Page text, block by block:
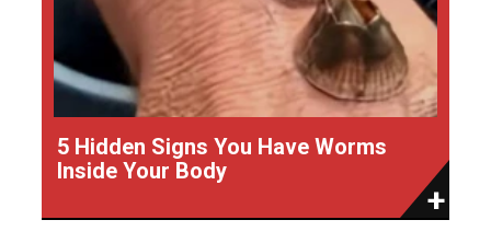
5 Hidden Signs You Have Worms
Inside Your Body